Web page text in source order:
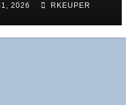
Pro­blem des
son­dern
ins­ge­
2026 RKEUPER